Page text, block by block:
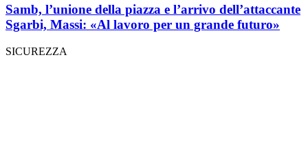
Samb, l’unione della piazza e l’arrivo dell’attaccante
Sgarbi, Massi: «Al lavoro per un grande futuro»
SICUREZZA